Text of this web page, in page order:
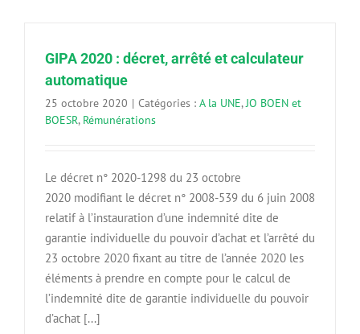
GIPA 2020 : décret, arrêté et calculateur
automatique
25 octobre 2020 | Catégories : A la UNE, JO BOEN et
BOESR, Rémunérations
Le décret n° 2020-1298 du 23 octobre
2020 modifiant le décret n° 2008-539 du 6 juin 2008
relatif à l’instauration d’une indemnité dite de
garantie individuelle du pouvoir d’achat et l’arrêté du
23 octobre 2020 fixant au titre de l’année 2020 les
éléments à prendre en compte pour le calcul de
l’indemnité dite de garantie individuelle du pouvoir
d’achat [...]